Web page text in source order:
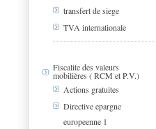
transfert de siege
TVA internationale
Fiscalite des valeurs
mobilières ( RCM et P.V.)
Actions gratuites
Directive epargne
europeenne 1